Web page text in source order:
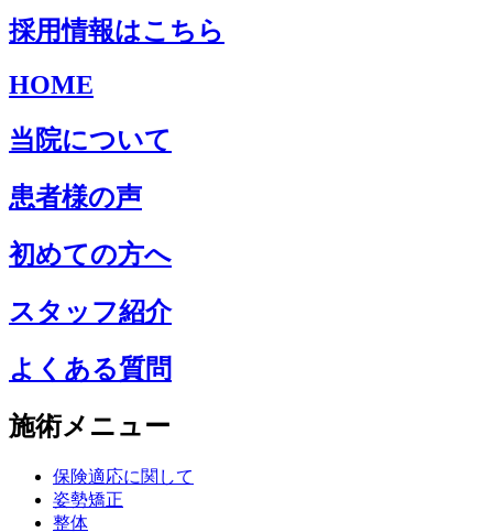
採用情報はこちら
HOME
当院について
患者様の声
初めての方へ
スタッフ紹介
よくある質問
施術メニュー
保険適応に関して
姿勢矯正
整体